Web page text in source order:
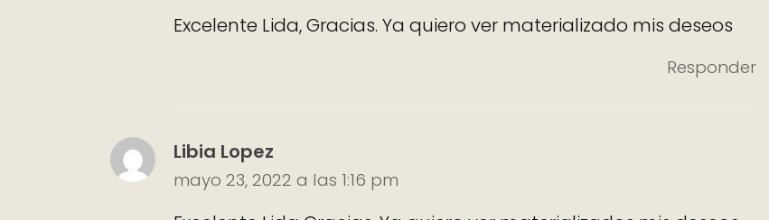
Excelente Lida, Gracias. Ya quiero ver materializado mis deseos
Responder
Libia Lopez
mayo 23, 2022 a las 1:16 pm